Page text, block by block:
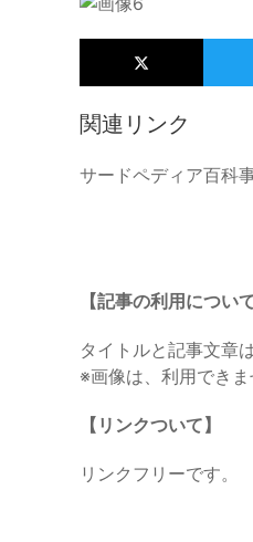
関連リンク
サードペディア百科
【記事の利用について
タイトルと記事文章
※画像は、利用できま
【リンクついて】
リンクフリーです。